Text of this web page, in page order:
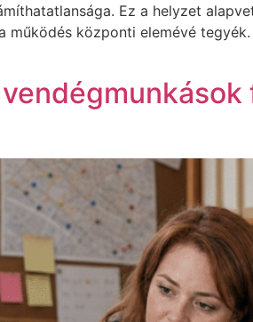
Ez a helyzet
központi elemévé